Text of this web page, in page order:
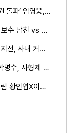
웅, 7월 상금 전액 기부
보 여친, 전국민 초예…
지 위한 소개팅 추진…
2 분열 위기에 극대노…
이대로 헤어지나? 황인…